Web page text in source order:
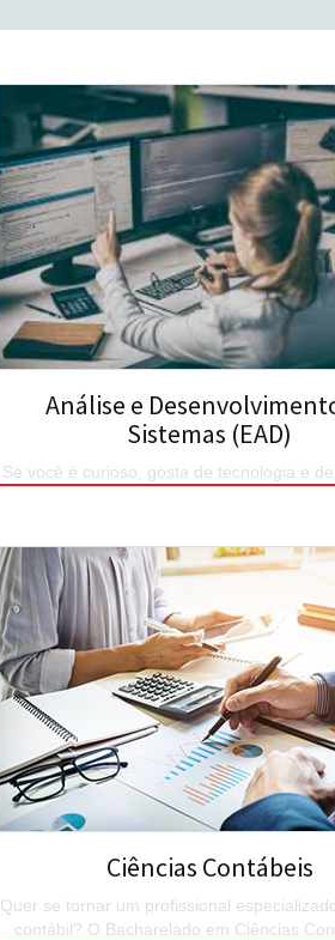
Análise e
Sistemas (EAD)
Se você é curioso, gosta de tecnologia e
Ciências Contábeis
Quer se tornar um profissional
contábil? O Bacharelado em Ciências